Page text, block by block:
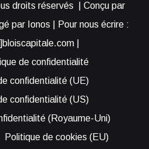
droits réservés | Conçu par
par Ionos | Pour nous écrire :
|
de confidentialité
confidentialité (UE)
confidentialité (US)
(Royaume-Uni)
Politique de cookies (EU)